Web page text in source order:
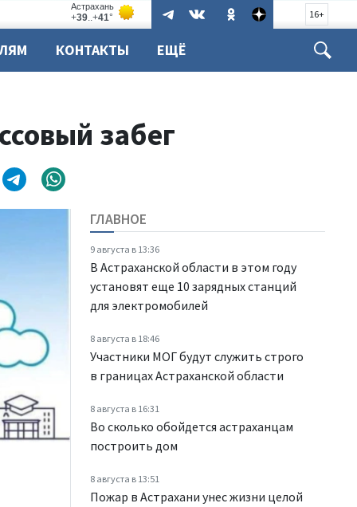
16+
КОНТАКТЫ ЕЩЁ
забег
ГЛАВНОЕ
9 августа в 13:36
В Астраханской области в этом году
установят еще 10 зарядных станций
для электромобилей
8 августа в 18:46
Участники МОГ будут служить строго
в границах Астраханской области
8 августа в 16:31
Во сколько обойдется астраханцам
построить дом
8 августа в 13:51
Пожар в Астрахани унес жизни целой